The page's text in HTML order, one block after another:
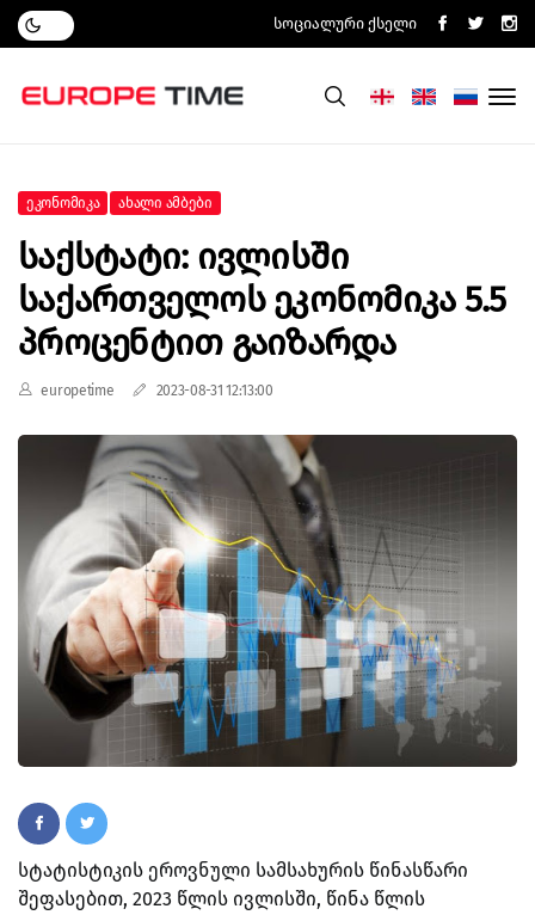
Სოციალური Ქსელი
Ეკონომიკა Ახალი Ამბები
Საქსტატი: Ივლისში
Საქართველოს Ეკონომიკა 5.5
Პროცენტით Გაიზარდა
europetime 2023-08-31 12:13:00
სტატისტიკის ეროვნული სამსახურის წინასწარი
შეფასებით, 2023 წლის ივლისში, წინა წლის